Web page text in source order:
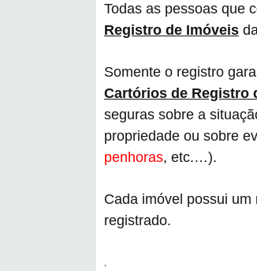
Todas as pessoas que
Registro de Imóveis
Somente o registro
Cartórios de Registro
seguras sobre a
propriedade ou sobre
penhoras, etc.…).
Cada imóvel possui um
registrado.
.